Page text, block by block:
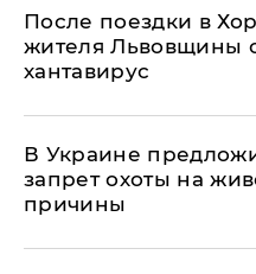
После поездки в
жителя Львовщины
хантавирус
В Украине
запрет охоты на
причины